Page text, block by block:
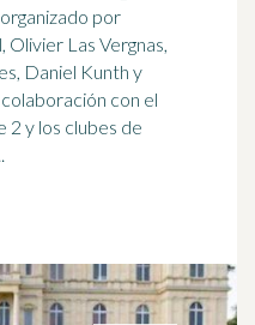
por
Olivier Las Vergnas,
Daniel Kunth y
con el
2 y los clubes de
son ...